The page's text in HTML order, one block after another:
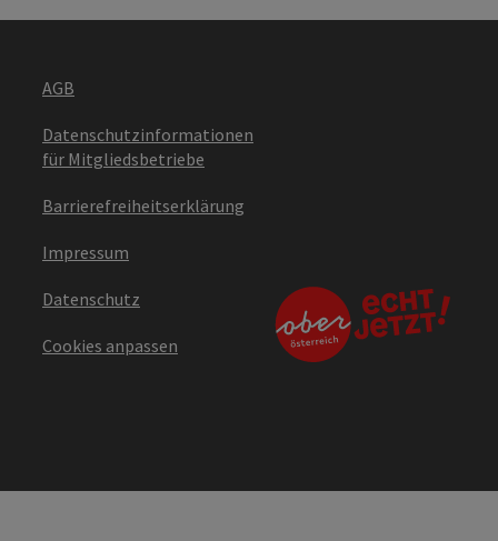
AGB
Datenschutzinformationen
für Mitgliedsbetriebe
Barrierefreiheitserklärung
Impressum
Datenschutz
Cookies anpassen